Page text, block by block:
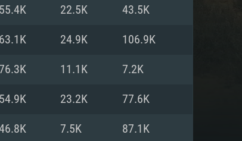
55.4K 22.5K 43.5K
63.1K 24.9K 106.9K
76.3K 11.1K 7.2K
54.9K 23.2K 77.6K
7.5K 87.1K